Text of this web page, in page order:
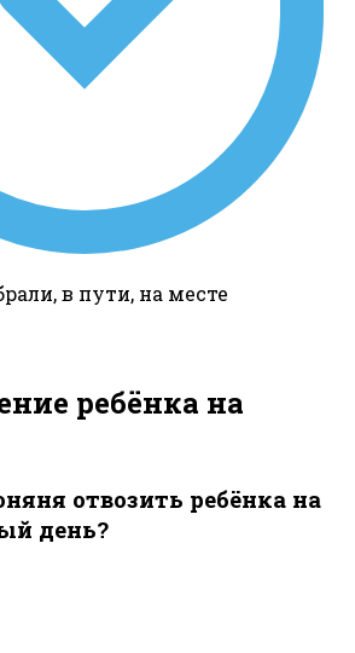
в пути, на месте
ребёнка на
отвозить ребёнка на
день?